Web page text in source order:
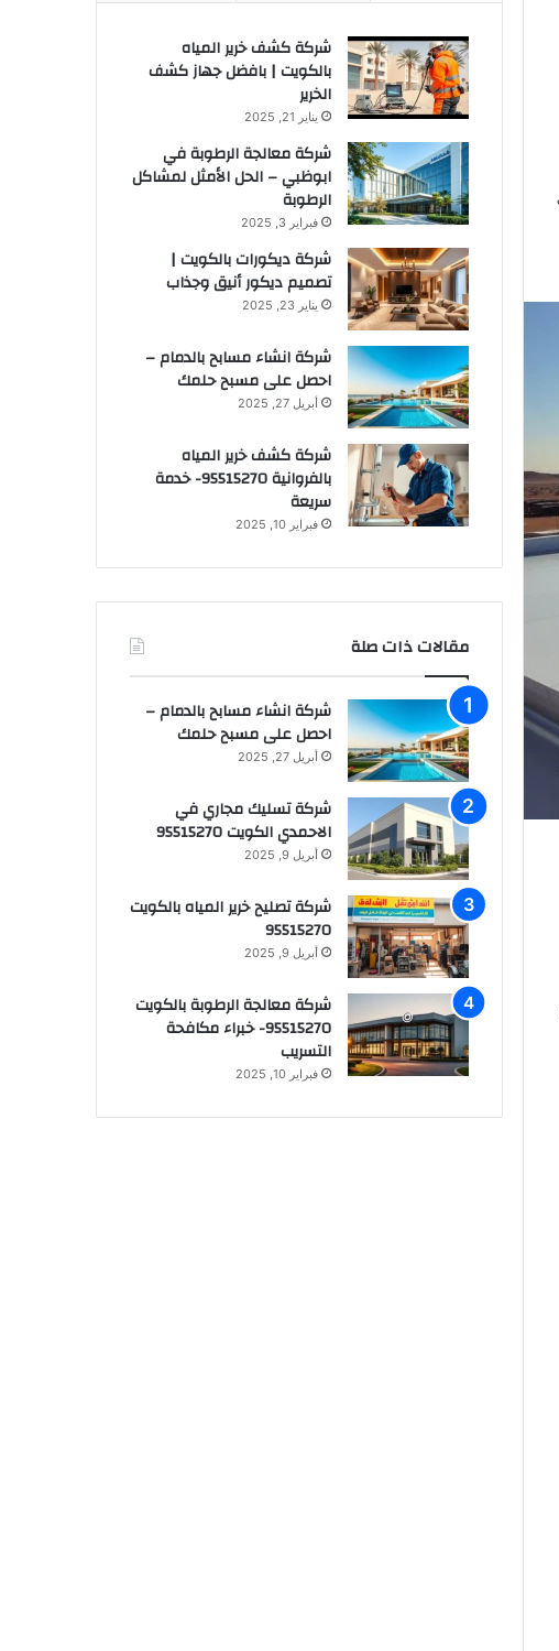
شركة كشف خرير المياه
بالكويت | بافضل جهاز كشف
الخرير
يناير 21, 2025
شركة معالجة الرطوبة في
ابوظبي – الحل الأمثل لمشاكل
الرطوبة
فبراير 3, 2025
شركة ديكورات بالكويت |
تصميم ديكور أنيق وجذاب
يناير 23, 2025
شركة انشاء مسابح بالدمام –
احصل على مسبح حلمك
أبريل 27, 2025
شركة كشف خرير المياه
بالفروانية 95515270- خدمة
سريعة
فبراير 10, 2025
مقالات ذات صلة
شركة انشاء مسابح بالدمام –
احصل على مسبح حلمك
أبريل 27, 2025
شركة تسليك مجاري في
الاحمدي الكويت 95515270
أبريل 9, 2025
شركة تصليح خرير المياه بالكويت
95515270
أبريل 9, 2025
شركة معالجة الرطوبة بالكويت
95515270- خبراء مكافحة
التسريب
فبراير 10, 2025